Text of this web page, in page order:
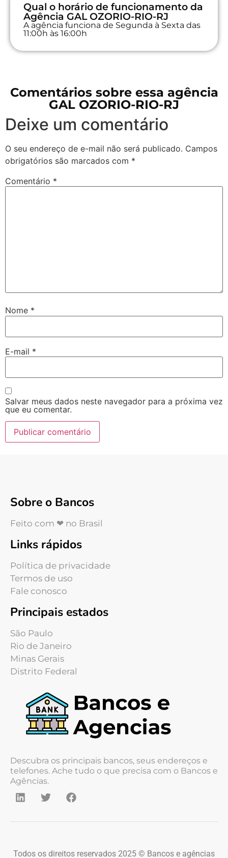
Qual o horário de funcionamento da
Agência GAL OZORIO-RIO-RJ
A agência funciona de Segunda à Sexta das
11:00h às 16:00h
Comentários sobre essa agência
GAL OZORIO-RIO-RJ
Deixe um comentário
O seu endereço de e-mail não será publicado. Campos
obrigatórios são marcados com *
Comentário *
Nome *
E-mail *
Salvar meus dados neste navegador para a próxima vez
que eu comentar.
Sobre o Bancos
Feito com ❤ no Brasil
Links rápidos
Política de privacidade
Termos de uso
Fale conosco
Principais estados
São Paulo
Rio de Janeiro
Minas Gerais
Distrito Federal
Descubra os principais bancos, seus endereços e
telefones. Ache tudo o que precisa com o Bancos e
Agências.
Todos os direitos reservados 2025 © Bancos e agências